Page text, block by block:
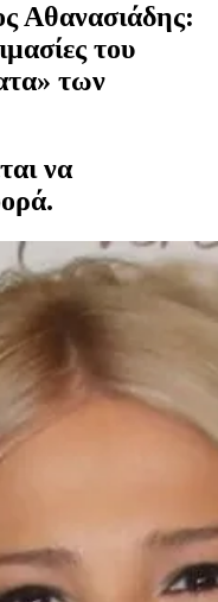
Αθανασιάδης:
του
των
να